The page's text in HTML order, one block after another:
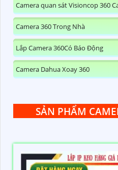
Camera quan sát Visioncop 360
Camera 360 Trong Nhà
Lắp Camera 360Có Báo Động
Camera Dahua Xoay 360
SẢN PHẨM